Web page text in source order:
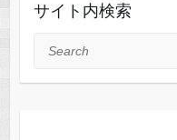
サイト内検索
Search